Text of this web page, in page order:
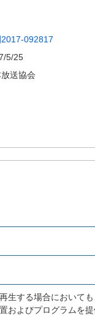
092817
5/25
放送協会
生する場合において
およびプログラムを提